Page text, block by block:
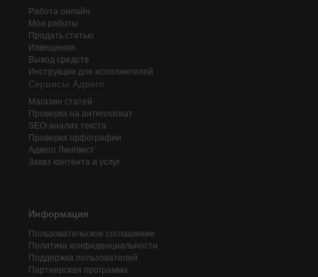
Работа онлайн
Мои работы
Продать статью
Извещения
Вывод средств
Инструкции для исполнителей
Сервисы Адвего
Магазин статей
Проверка на антиплагиат
SEO-анализ текста
Проверка орфографии
Адвего Лингвист
Заказ контента и услуг
Информация
Пользовательское соглашение
Политика конфиденциальности
Поддержка пользователей
Партнерская программа